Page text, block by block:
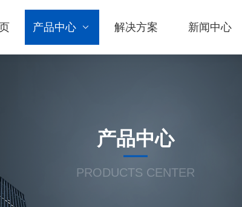
产品中心 解决方案 新闻中心
产品中心
PRODUCTS CENTER